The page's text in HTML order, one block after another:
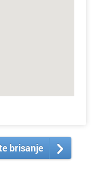
brisanje